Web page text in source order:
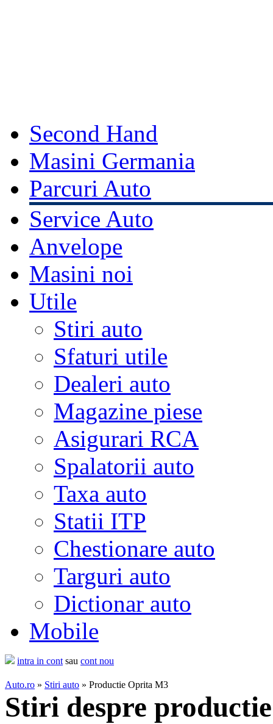
Second Hand
Masini Germania
Parcuri Auto
Service Auto
Anvelope
Masini noi
Utile
Stiri auto
Sfaturi utile
Dealeri auto
Magazine piese
Asigurari RCA
Spalatorii auto
Taxa auto
Statii ITP
Chestionare auto
Targuri auto
Dictionar auto
Mobile
intra in cont sau cont nou
Auto.ro » Stiri auto » Productie Oprita M3
Stiri despre